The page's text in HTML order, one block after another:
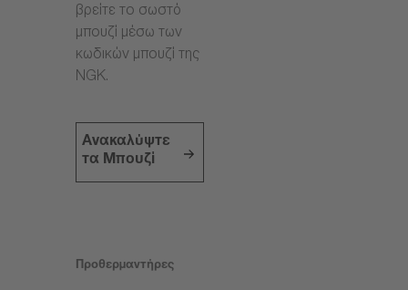
βρείτε το σωστό
μπουζί μέσω των
κωδικών μπουζί της
NGK.
Ανακαλύψτε
τα Μπουζί
Προθερμαντήρες